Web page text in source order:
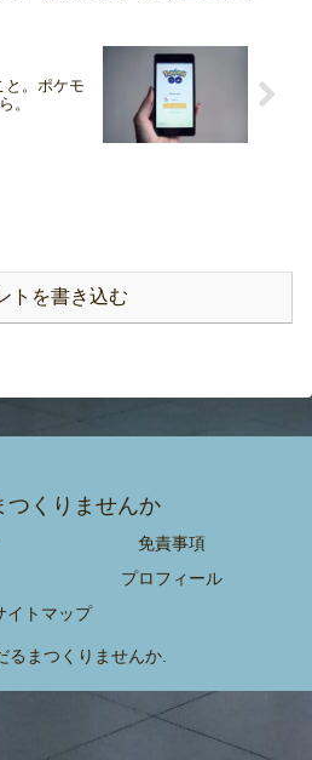
と。ポケモ
。
トを書き込む
つくりませんか
免責事項
プロフィール
イトマップ
るまつくりませんか.